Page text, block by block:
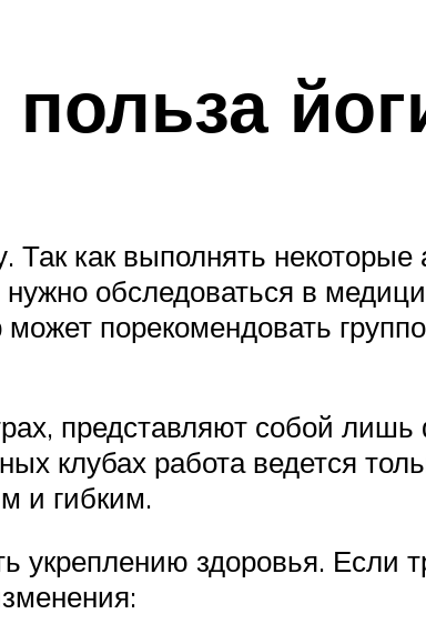
Так как выполнять
обследоваться в
порекомендовать
представляют собой
клубах работа ведется
и гибким.
укреплению здоровья. Если